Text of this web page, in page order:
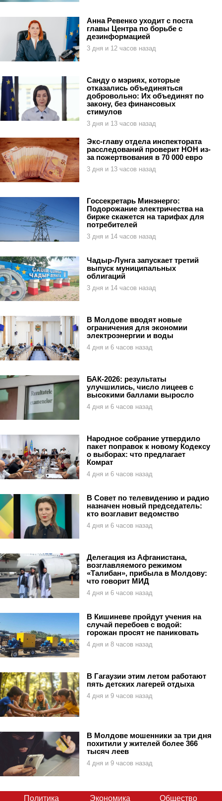
Анна Ревенко уходит с поста
главы Центра по борьбе с
дезинформацией
3 дня и 12 часов назад
Санду о мэриях, которые
отказались объединяться
добровольно: Их объединят по
закону, без финансовых
стимулов
3 дня и 13 часов назад
Экс-главу отдела инспектората
расследований проверит НОН из-
за пожертвования в 70 000 евро
3 дня и 13 часов назад
Госсекретарь Минэнерго:
Подорожание электричества на
бирже скажется на тарифах для
потребителей
3 дня и 14 часов назад
Чадыр-Лунга запускает третий
выпуск муниципальных
облигаций
3 дня и 14 часов назад
В Молдове вводят новые
ограничения для экономии
электроэнергии и воды
4 дня и 6 часов назад
БАК-2026: результаты
улучшились, число лицеев с
высокими баллами выросло
4 дня и 6 часов назад
Народное собрание утвердило
пакет поправок к новому Кодексу
о выборах: что предлагает
Комрат
4 дня и 6 часов назад
В Совет по телевидению и радио
назначен новый председатель:
кто возглавит ведомство
4 дня и 6 часов назад
Делегация из Афганистана,
возглавляемого режимом
«Талибан», прибыла в Молдову:
что говорит МИД
4 дня и 6 часов назад
В Кишиневе пройдут учения на
случай перебоев с водой:
горожан просят не паниковать
4 дня и 8 часов назад
В Гагаузии этим летом работают
пять детских лагерей отдыха
4 дня и 9 часов назад
В Молдове мошенники за три дня
похитили у жителей более 366
тысяч леев
4 дня и 9 часов назад
Политика Экономика Общество